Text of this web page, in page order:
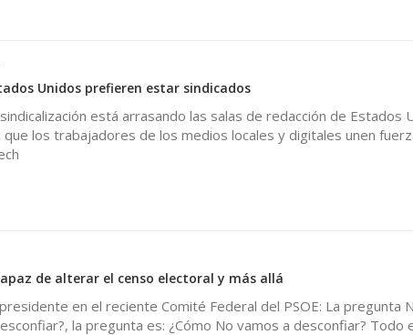
Unidos prefieren estar sindicados
está arrasando las salas de redacción de Estados
que los trabajadores de los medios locales y digitales unen
de alterar el censo electoral y más allá
en el reciente Comité Federal del PSOE: La pregunta
la pregunta es: ¿Cómo No vamos a desconfiar? Todo